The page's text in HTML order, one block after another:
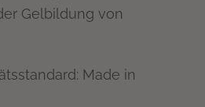
Gelbildung von
Made in